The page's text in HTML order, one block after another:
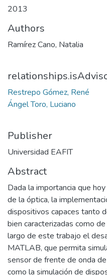
2013
Authors
Ramírez Cano, Natalia
Restrepo Gómez, René
Ángel Toro, Luciano
Publisher
Universidad EAFIT
Abstract
Dada la importancia que
de la óptica, la
dispositivos capaces tanto
bien caracterizadas como
largo de este trabajo el
MATLAB, que permita
sensor de frente de onda
como la simulación de